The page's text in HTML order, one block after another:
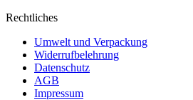
Rechtliches
Umwelt und Verpackung
Widerrufbelehrung
Datenschutz
AGB
Impressum